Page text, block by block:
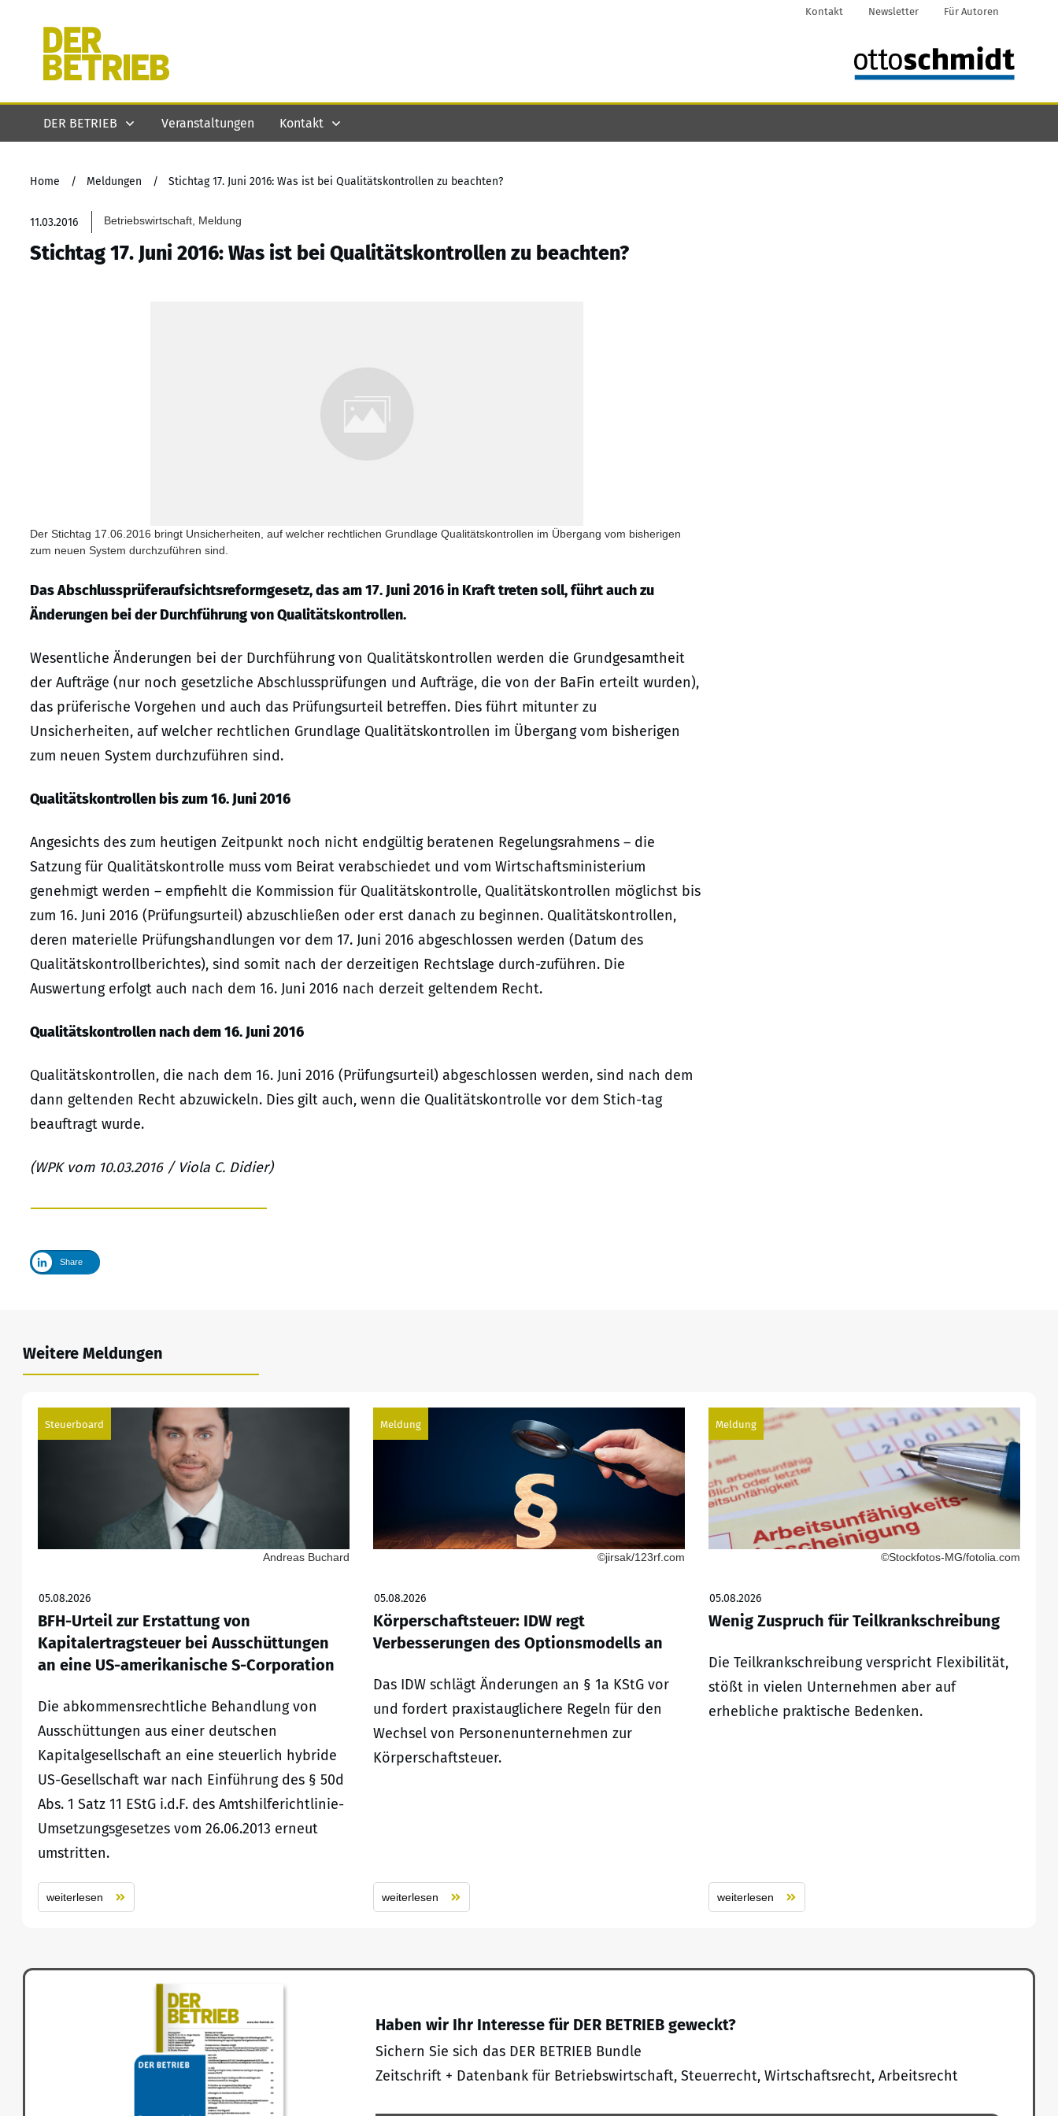
Kontakt Newsletter Für Autoren
DER BETRIEB Veranstaltungen Kontakt
Home / Meldungen / Stichtag 17. Juni 2016: Was ist bei Qualitätskontrollen zu beachten?
11.03.2016 Betriebswirtschaft, Meldung
Stichtag 17. Juni 2016: Was ist bei Qualitätskontrollen zu beachten?
Der Stichtag 17.06.2016 bringt Unsicherheiten, auf welcher rechtlichen Grundlage Qualitätskontrollen im Übergang vom bisherigen
zum neuen System durchzuführen sind.
Das Abschlussprüferaufsichtsreformgesetz, das am 17. Juni 2016 in Kraft treten soll, führt auch zu
Änderungen bei der Durchführung von Qualitätskontrollen.
Wesentliche Änderungen bei der Durchführung von Qualitätskontrollen werden die Grundgesamtheit
der Aufträge (nur noch gesetzliche Abschlussprüfungen und Aufträge, die von der BaFin erteilt wurden),
das prüferische Vorgehen und auch das Prüfungsurteil betreffen. Dies führt mitunter zu
Unsicherheiten, auf welcher rechtlichen Grundlage Qualitätskontrollen im Übergang vom bisherigen
zum neuen System durchzuführen sind.
Qualitätskontrollen bis zum 16. Juni 2016
Angesichts des zum heutigen Zeitpunkt noch nicht endgültig beratenen Regelungsrahmens – die
Satzung für Qualitätskontrolle muss vom Beirat verabschiedet und vom Wirtschaftsministerium
genehmigt werden – empfiehlt die Kommission für Qualitätskontrolle, Qualitätskontrollen möglichst bis
zum 16. Juni 2016 (Prüfungsurteil) abzuschließen oder erst danach zu beginnen. Qualitätskontrollen,
deren materielle Prüfungshandlungen vor dem 17. Juni 2016 abgeschlossen werden (Datum des
Qualitätskontrollberichtes), sind somit nach der derzeitigen Rechtslage durch-zuführen. Die
Auswertung erfolgt auch nach dem 16. Juni 2016 nach derzeit geltendem Recht.
Qualitätskontrollen nach dem 16. Juni 2016
Qualitätskontrollen, die nach dem 16. Juni 2016 (Prüfungsurteil) abgeschlossen werden, sind nach dem
dann geltenden Recht abzuwickeln. Dies gilt auch, wenn die Qualitätskontrolle vor dem Stich-tag
beauftragt wurde.
(WPK vom 10.03.2016 / Viola C. Didier)
Share
Weitere Meldungen
Steuerboard
Andreas Buchard
05.08.2026
BFH-Urteil zur Erstattung von
Kapitalertragsteuer bei Ausschüttungen
an eine US-amerikanische S-Corporation
Die abkommensrechtliche Behandlung von
Ausschüttungen aus einer deutschen
Kapitalgesellschaft an eine steuerlich hybride
US-Gesellschaft war nach Einführung des § 50d
Abs. 1 Satz 11 EStG i.d.F. des Amtshilferichtlinie-
Umsetzungsgesetzes vom 26.06.2013 erneut
umstritten.
weiterlesen
Meldung
©jirsak/123rf.com
05.08.2026
Körperschaftsteuer: IDW regt
Verbesserungen des Optionsmodells an
Das IDW schlägt Änderungen an § 1a KStG vor
und fordert praxistauglichere Regeln für den
Wechsel von Personenunternehmen zur
Körperschaftsteuer.
weiterlesen
Meldung
©Stockfotos-MG/fotolia.com
05.08.2026
Wenig Zuspruch für Teilkrankschreibung
Die Teilkrankschreibung verspricht Flexibilität,
stößt in vielen Unternehmen aber auf
erhebliche praktische Bedenken.
weiterlesen
Haben wir Ihr Interesse für DER BETRIEB geweckt?
Sichern Sie sich das DER BETRIEB Bundle
Zeitschrift + Datenbank für Betriebswirtschaft, Steuerrecht, Wirtschaftsrecht, Arbeitsrecht